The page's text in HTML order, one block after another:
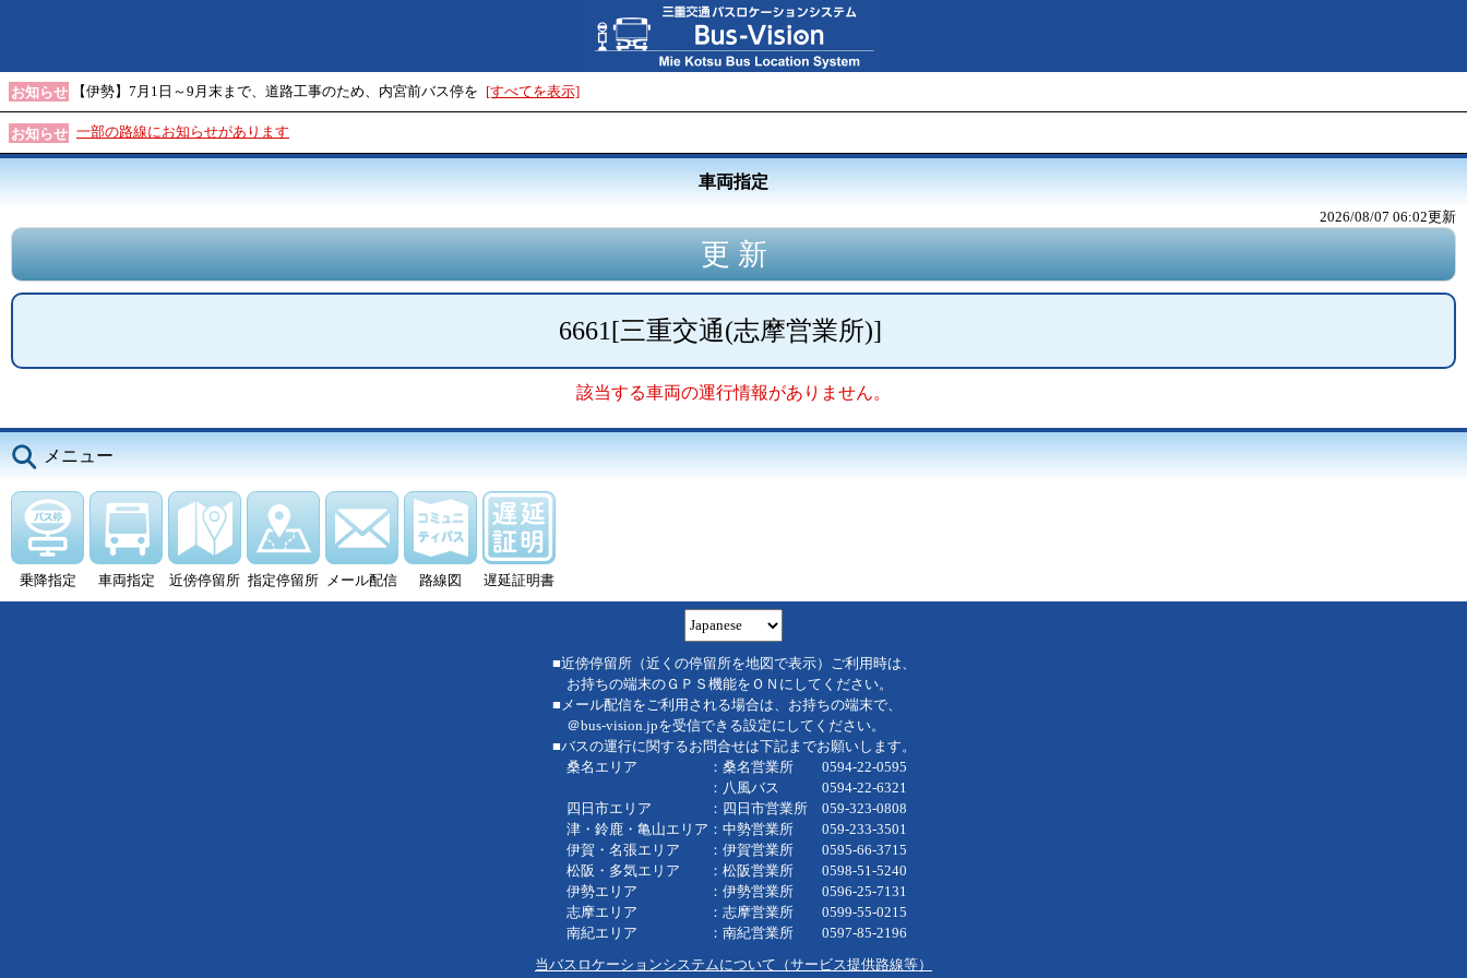
お知らせ 【伊勢】7月1日～9月末まで、道路工事のため、内宮前バス停を [すべてを表示]
お知らせ 一部の路線にお知らせがあります
車両指定
2026/08/07 06:02更新
6661[三重交通(志摩営業所)]
該当する車両の運行情報がありません。
メニュー
乗降指定 車両指定 近傍停留所 指定停留所 メール配信 路線図 遅延証明書
■近傍停留所（近くの停留所を地図で表示）ご利用時は、
お持ちの端末のＧＰＳ機能をＯＮにしてください。
■メール配信をご利用される場合は、お持ちの端末で、
＠bus-vision.jpを受信できる設定にしてください。
■バスの運行に関するお問合せは下記までお願いします。
桑名エリア ：桑名営業所 0594-22-0595
：八風バス 0594-22-6321
四日市エリア ：四日市営業所 059-323-0808
津・鈴鹿・亀山エリア：中勢営業所 059-233-3501
伊賀・名張エリア ：伊賀営業所 0595-66-3715
松阪・多気エリア ：松阪営業所 0598-51-5240
伊勢エリア ：伊勢営業所 0596-25-7131
志摩エリア ：志摩営業所 0599-55-0215
南紀エリア ：南紀営業所 0597-85-2196
当バスロケーションシステムについて（サービス提供路線等）